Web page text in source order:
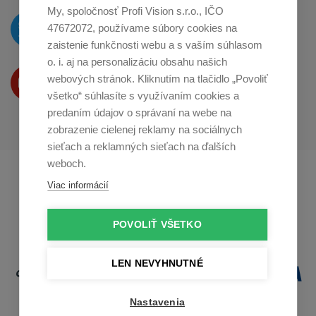
O novinkách píšeme
naTwitteri
Produkty Vám predstavujeme
na Youtube
Profikuchař.cz
My, spoločnosť Profi Vision s.r.o., IČO
47672072, používame súbory cookies na
zaistenie funkčnosti webu a s vaším súhlasom
o. i. aj na personalizáciu obsahu našich
webových stránok. Kliknutím na tlačidlo „Povoliť
všetko“ súhlasíte s využívaním cookies a
predaním údajov o správaní na webe na
zobrazenie cielenej reklamy na sociálnych
sieťach a reklamných sieťach na ďalších
weboch.
Viac informácií
POVOLIŤ VŠETKO
LEN NEVYHNUTNÉ
Nastavenia